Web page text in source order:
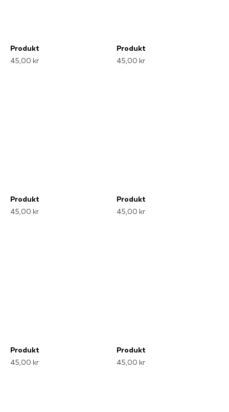
Produkt
45,00 kr
Produkt
45,00 kr
Produkt
45,00 kr
Produkt
45,00 kr
Produkt
45,00 kr
Produkt
45,00 kr